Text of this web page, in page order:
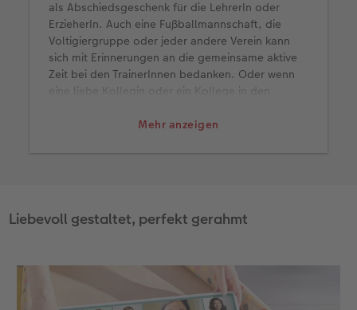
Mehr anzeigen
als Abschiedsgeschenk für die LehrerIn oder
ErzieherIn. Auch eine Fußballmannschaft, die
Voltigiergruppe oder jeder andere Verein kann
sich mit Erinnerungen an die gemeinsame aktive
Zeit bei den TrainerInnen bedanken. Oder wenn
eine liebe Kollegin oder ein Kollege in den
ist es ein passenden Geschenk.
Liebevoll gestaltet, perfekt gerahmt